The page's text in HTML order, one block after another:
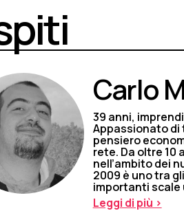
Carlo
39 anni,
Appassionato
pensiero
rete. Da oltre 10
nell’ambito dei
2009 è uno tra
importanti scale
Leggi di più >